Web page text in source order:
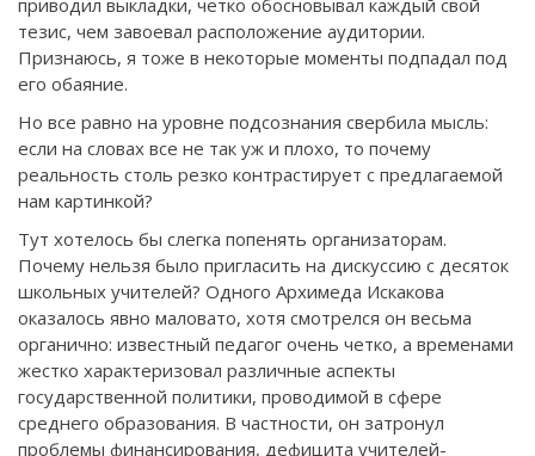
тезис, чем завоевал расположение аудитории.
Признаюсь, я тоже в некоторые моменты подпадал под
его обаяние.
Но все равно на уровне подсознания свербила мысль:
если на словах все не так уж и плохо, то почему
реальность столь резко контрастирует с предлагаемой
нам картинкой?
Тут хотелось бы слегка попенять организаторам.
Почему нельзя было пригласить на дискуссию с десяток
школьных учителей? Одного Архимеда Искакова
оказалось явно маловато, хотя смотрелся он весьма
органично: известный педагог очень четко, а временами
жестко характеризовал различные аспекты
государственной политики, проводимой в сфере
среднего образования. В частности, он затронул
проблемы финансирования, дефицита учителей-